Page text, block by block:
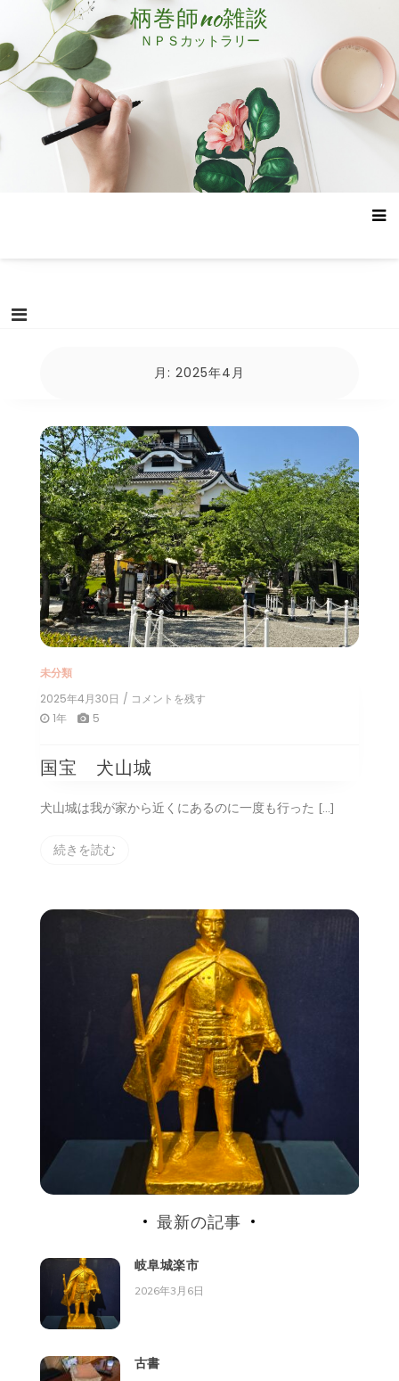
テ
ン
ツ
キ
柄巻師no雑談
ＮＰＳカットラリー
月: 2025年4月
未分類
2025年4月30日 / コメントを残す
1年 5
国宝 犬山城
犬山城は我が家から近くにあるのに一度も行った […]
続きを読む
最新の記事
岐阜城楽市
2026年3月6日
古書